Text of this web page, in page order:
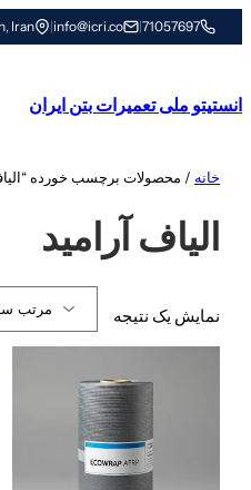
به
71057697
|
info@icri.co
|
Iran
انستیتو ملی تعمیرات بتن ایران
خانه / محصولات برچسب خورده
الیاف آرامید
نمایش یک نتیجه